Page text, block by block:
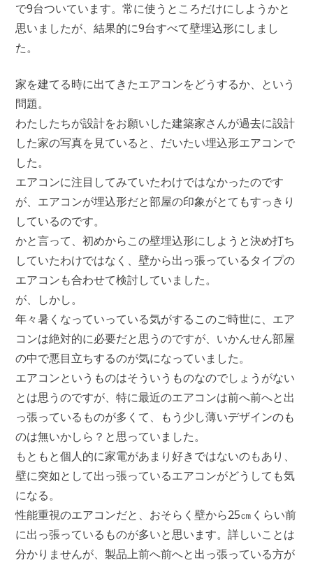
で9台ついています。常に使うところだけにしようかと
思いましたが、結果的に9台すべて壁埋込形にしまし
た。
家を建てる時に出てきたエアコンをどうするか、という
問題。
わたしたちが設計をお願いした建築家さんが過去に設計
した家の写真を見ていると、だいたい埋込形エアコンで
した。
エアコンに注目してみていたわけではなかったのです
が、エアコンが埋込形だと部屋の印象がとてもすっきり
しているのです。
かと言って、初めからこの壁埋込形にしようと決め打ち
していたわけではなく、壁から出っ張っているタイプの
エアコンも合わせて検討していました。
が、しかし。
年々暑くなっていっている気がするこのご時世に、エア
コンは絶対的に必要だと思うのですが、いかんせん部屋
の中で悪目立ちするのが気になっていました。
エアコンというものはそういうものなのでしょうがない
とは思うのですが、特に最近のエアコンは前へ前へと出
っ張っているものが多くて、もう少し薄いデザインのも
のは無いかしら？と思っていました。
もともと個人的に家電があまり好きではないのもあり、
壁に突如として出っ張っているエアコンがどうしても気
になる。
性能重視のエアコンだと、おそらく壁から25㎝くらい前
に出っ張っているものが多いと思います。詳しいことは
分かりませんが、製品上前へ前へと出っ張っている方が